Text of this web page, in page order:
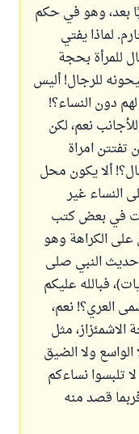
بعد، وهو في حكم
لماذا يفتي
للمرأة بحجة
للرجال! أليس
دون النساء؟!
نعم، لكن
امراة
ألا يكون محل
غير
في بعض كتب
الكراهة وهو
النبي صلى
فبالله عليكم
العري؟! نعم،
مثل
ولا الضيق
نساءكم
قصد منه